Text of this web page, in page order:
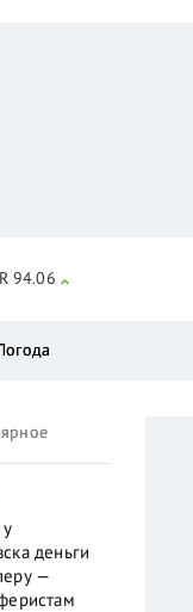
деньги
—
94.06